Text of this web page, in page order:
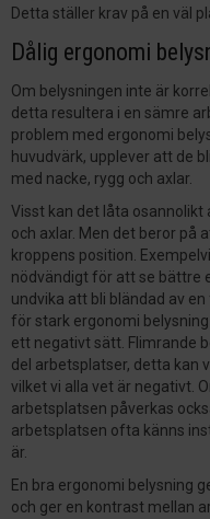
Detta ställer krav på en väl
Dålig ergonomi
Om belysningen inte är
detta resultera i en sämre
problem med ergonomi
huvudvärk, upplever att de
med nacke, rygg och axlar.
Visst kan det låta osannolikt
och axlar. Men det beror på
kroppens position.
nödvändigt för att se bättre
undvika att bli bländad av
för stark ergonomi
ett negativt sätt. Flimrande
del arbetsplatser, detta kan
vilket vi alla vet är negativt.
arbetsplatsen påverkas
arbetsplatsen ofta känns
är.
En bra ergonomi belysning
och ger en kontrast mellan